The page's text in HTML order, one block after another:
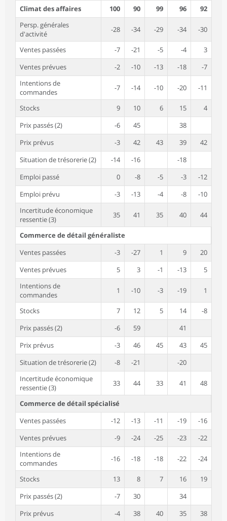
Climat des affaires 100 90 99 96
92
Persp. générales
d'activité
-28 -34 -29 -34 -30
Ventes passées -7 -21 -5 -4
3
Ventes prévues
-2 -10 -13 -18
-7
Intentions de
commandes
-7 -14 -10 -20 -11
Stocks 9 10 6 15
4
Prix passés (2)
-6 45
38
Prix prévus
-3 42 43 39
42
Situation de trésorerie (2)
-14 -16
-18
Emploi passé
0 -8 -5 -3
-12
Emploi prévu
-3 -13 -4 -8
-10
Incertitude économique
ressentie (3)
35 41 35 40 44
Commerce de détail généraliste
Ventes passées
-3 -27 1 9
20
Ventes prévues
5 3 -1 -13
5
Intentions de
commandes
1 -10 -3 -19 1
Stocks 7 12 5 14
-8
Prix passés (2)
-6 59
41
Prix prévus
-3 46 45 43
45
Situation de trésorerie (2)
-8 -21
-20
Incertitude économique
ressentie (3)
33 44 33 41 48
Commerce de détail spécialisé
Ventes passées
-12 -13 -11 -19
-16
Ventes prévues
-9 -24 -25 -23
-22
Intentions de
commandes
-16 -18 -18 -22 -24
Stocks 13 8 7 16
19
Prix passés (2)
-7 30
34
Prix prévus
-4 38 40 35
38